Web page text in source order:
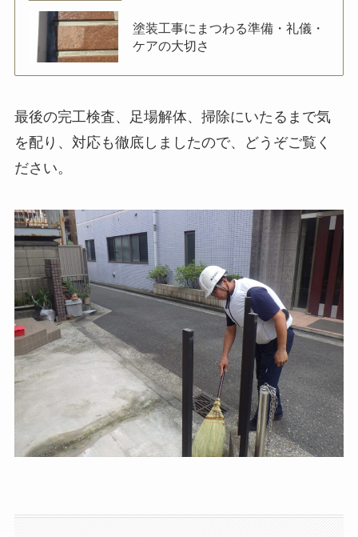
塗装工事にまつわる準備・礼儀・
ケアの大切さ
最後の完工検査、足場解体、掃除にいたるまで気
を配り、対応も徹底しましたので、どうぞご覧く
ださい。